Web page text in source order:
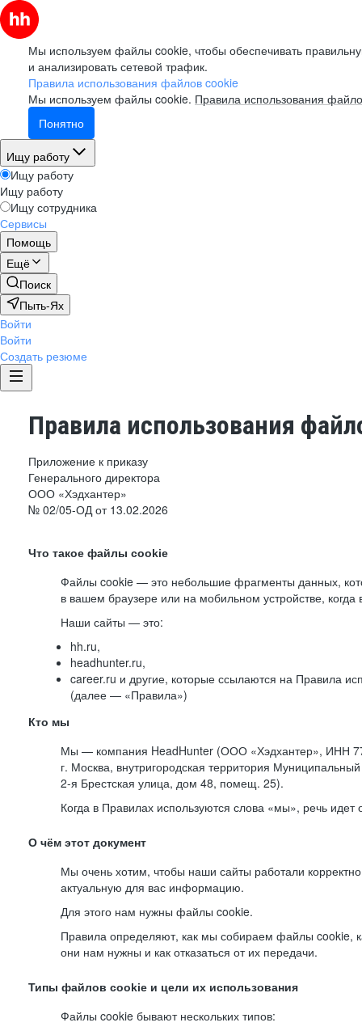
Мы используем файлы cookie, чтобы обеспечивать
и анализировать сетевой трафик.
Правила использования файлов cookie
Мы используем файлы cookie. Правила использования
Понятно
Ищу работу
Ищу работу
Ищу работу
Ищу сотрудника
Сервисы
Помощь
Ещё
Поиск
Пыть-Ях
Войти
Войти
Создать резюме
Правила использования
Приложение к приказу
Генерального директора
ООО «Хэдхантер»
№ 02/05-ОД от 13.02.2026
Что такое файлы cookie
Файлы cookie — это небольшие фрагменты данных,
в вашем браузере или на мобильном устройстве,
Наши сайты — это:
hh.ru,
headhunter.ru,
career.ru и другие, которые ссылаются на Правила
(далее — «Правила»)
Кто мы
Мы — компания HeadHunter (ООО «Хэдхантер», ИНН
г. Москва, внутригородская территория Муниципальный
2-я Брестская улица, дом 48, помещ. 25).
Когда в Правилах используются слова «мы», речь
О чём этот документ
Мы очень хотим, чтобы наши сайты работали
актуальную для вас информацию.
Для этого нам нужны файлы cookie.
Правила определяют, как мы собираем файлы cookie,
они нам нужны и как отказаться от их передачи.
Типы файлов cookie и цели их использования
Файлы cookie бывают нескольких типов: